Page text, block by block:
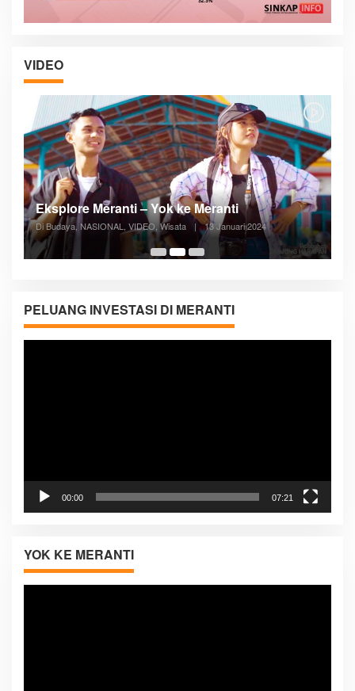
VIDEO
05:08
Posyandu Melayani Semua Siklus Hidup
Di ADVERTORIAL, Kesehatan, VIDEO 27 Desember 2023
PELUANG INVESTASI DI MERANTI
00:00 07:21
YOK KE MERANTI